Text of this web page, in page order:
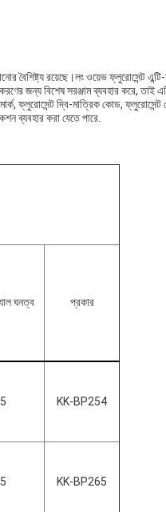
বৈশিষ্ট্য রয়েছে।লং ওয়েভ ফ্লুরোসেন্ট
জন্য বিশেষ সরঞ্জাম ব্যবহার করে, তাই
ফ্লুরোসেন্ট দ্বি-মাত্রিক কোড,
ব্যবহার করা যেতে পারে.
ঘনত্ব প্রকার
5 KK-BP254
5 KK-BP265